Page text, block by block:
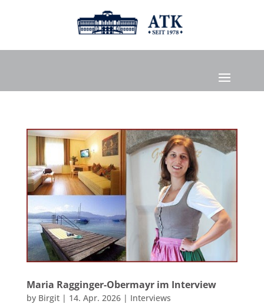
Maria Ragginger-Obermayr im Interview
by Birgit| 14. Apr. 2026| Interviews